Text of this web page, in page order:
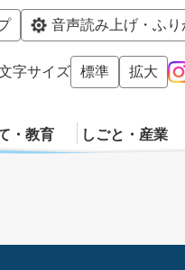
ーを飛ばして本文へ
音声読み上げ・ふり
字サイズ 標準 拡大
・教育 しごと・産業